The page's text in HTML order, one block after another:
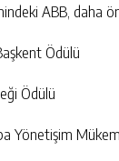
ABB, daha
Ödülü
Ödülü
Yönetişim